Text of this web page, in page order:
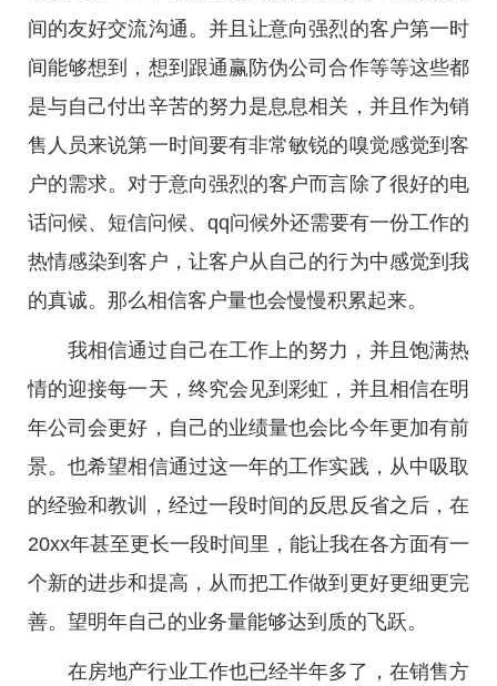
间的友好交流沟通。并且让意向强烈的客户第一时
间能够想到，想到跟通赢防伪公司合作等等这些都
是与自己付出辛苦的努力是息息相关，并且作为销
售人员来说第一时间要有非常敏锐的嗅觉感觉到客
户的需求。对于意向强烈的客户而言除了很好的电
话问候、短信问候、qq问候外还需要有一份工作的
热情感染到客户，让客户从自己的行为中感觉到我
的真诚。那么相信客户量也会慢慢积累起来。
我相信通过自己在工作上的努力，并且饱满热
情的迎接每一天，终究会见到彩虹，并且相信在明
年公司会更好，自己的业绩量也会比今年更加有前
景。也希望相信通过这一年的工作实践，从中吸取
的经验和教训，经过一段时间的反思反省之后，在
20xx年甚至更长一段时间里，能让我在各方面有一
个新的进步和提高，从而把工作做到更好更细更完
善。望明年自己的业务量能够达到质的飞跃。
在房地产行业工作也已经半年多了，在销售方